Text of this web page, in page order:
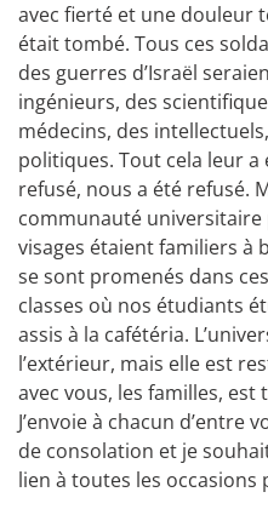
avec fierté et une douleur
était tombé. Tous ces
des guerres d’Israël
ingénieurs, des
médecins, des
politiques. Tout cela leur a
refusé, nous a été refusé.
communauté
visages étaient familiers à
se sont promenés dans
classes où nos étudiants
assis à la cafétéria.
l’extérieur, mais elle est
avec vous, les familles,
J’envoie à chacun d’entre
de consolation et je
lien à toutes les occasions